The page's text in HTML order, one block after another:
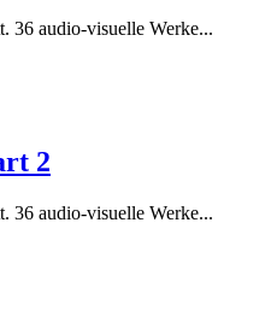
36 audio-visuelle Werke...
2
36 audio-visuelle Werke...